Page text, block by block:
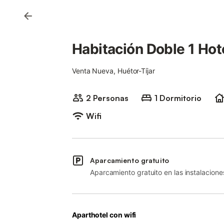
Habitación Doble 1
Venta Nueva, Huétor-Tíjar
2 Personas 1 Dormitorio
Wifi
Aparcamiento gratuito
Aparcamiento gratuito en las
Aparthotel con wifi